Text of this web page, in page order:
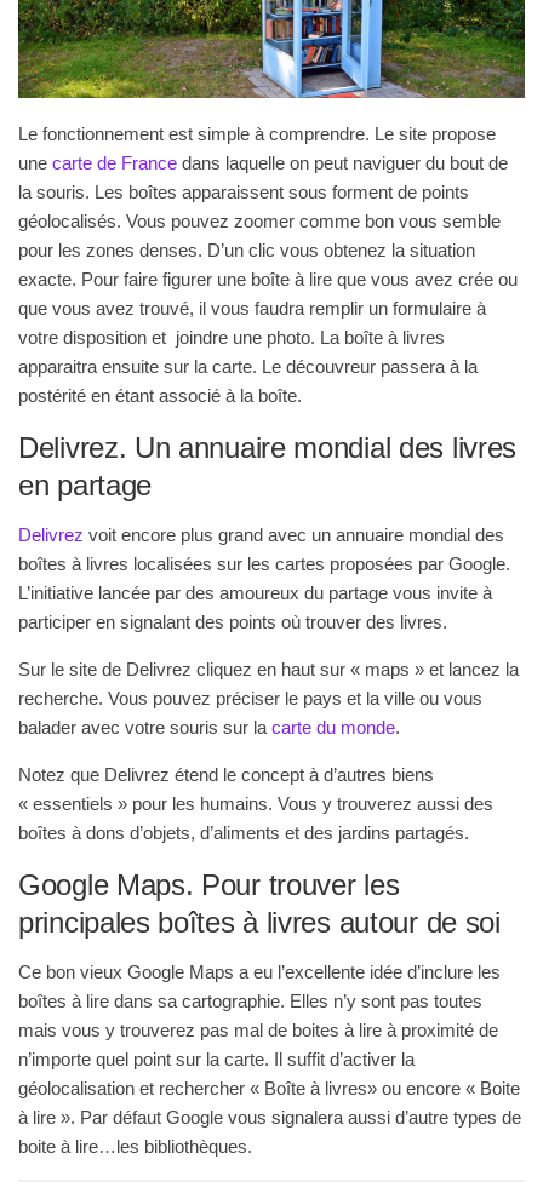
Le fonctionnement est simple à comprendre. Le site propose
une carte de France dans laquelle on peut naviguer du bout de
la souris. Les boîtes apparaissent sous forment de points
géolocalisés. Vous pouvez zoomer comme bon vous semble
pour les zones denses. D’un clic vous obtenez la situation
exacte. Pour faire figurer une boîte à lire que vous avez crée ou
que vous avez trouvé, il vous faudra remplir un formulaire à
votre disposition et joindre une photo. La boîte à livres
apparaitra ensuite sur la carte. Le découvreur passera à la
postérité en étant associé à la boîte.
Delivrez. Un annuaire mondial des livres
en partage
Delivrez voit encore plus grand avec un annuaire mondial des
boîtes à livres localisées sur les cartes proposées par Google.
L’initiative lancée par des amoureux du partage vous invite à
participer en signalant des points où trouver des livres.
Sur le site de Delivrez cliquez en haut sur « maps » et lancez la
recherche. Vous pouvez préciser le pays et la ville ou vous
balader avec votre souris sur la carte du monde.
Notez que Delivrez étend le concept à d’autres biens
« essentiels » pour les humains. Vous y trouverez aussi des
boîtes à dons d’objets, d’aliments et des jardins partagés.
Google Maps. Pour trouver les
principales boîtes à livres autour de soi
Ce bon vieux Google Maps a eu l’excellente idée d’inclure les
boîtes à lire dans sa cartographie. Elles n’y sont pas toutes
mais vous y trouverez pas mal de boites à lire à proximité de
n’importe quel point sur la carte. Il suffit d’activer la
géolocalisation et rechercher « Boîte à livres» ou encore « Boite
à lire ». Par défaut Google vous signalera aussi d’autre types de
boite à lire…les bibliothèques.